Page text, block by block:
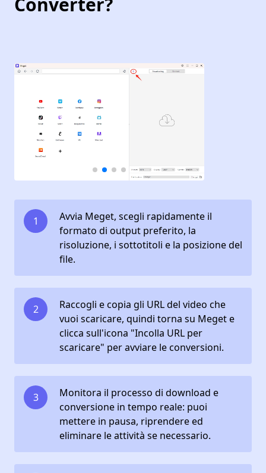
1
Avvia Meget, scegli rapidamente il
formato di output preferito, la
risoluzione, i sottotitoli e la posizione del
file.
2
Raccogli e copia gli URL del video che
vuoi scaricare, quindi torna su Meget e
clicca sull'icona "Incolla URL per
scaricare" per avviare le conversioni.
3
Monitora il processo di download e
conversione in tempo reale: puoi
mettere in pausa, riprendere ed
eliminare le attività se necessario.